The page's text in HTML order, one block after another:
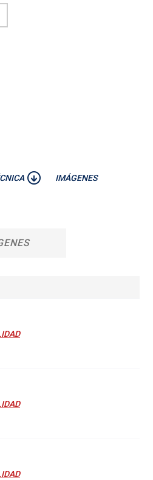
IMÁGENES